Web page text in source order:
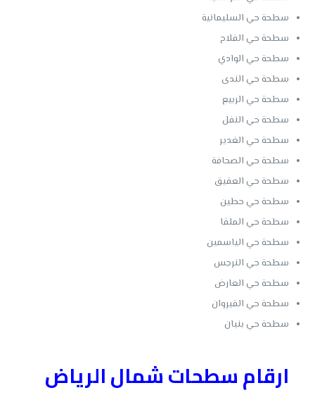
سطحة حي السليمانية
سطحة حي الفلاح
سطحة حي الوادي
سطحة حي الندى
سطحة حي الربيع
سطحة حي النفل
سطحة حي الغدير
سطحة حي الصحافة
سطحة حي العقيق
سطحة حي حطين
سطحة حي الملقا
سطحة حي الياسمين
سطحة حي النرجس
سطحة حي العارض
سطحة حي القيروان
سطحة حي بنبان
ارقامسطحات شمال الرياض